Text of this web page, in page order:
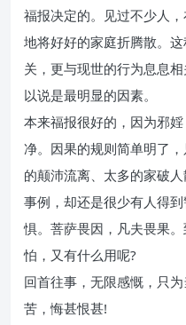
福报决定的。见过不少人
地将好好的家庭折腾散。
关，更与现世的行为息息
以说是最明显的因素。
本来福报很好的，因为邪
净。因果的规则简单明了
的颠沛流离、太多的家破
事例，却还是很少有人得
惧。菩萨畏因，凡夫畏果
怕，又有什么用呢?
回首往事，无限感慨，只
苦，悔甚恨甚!